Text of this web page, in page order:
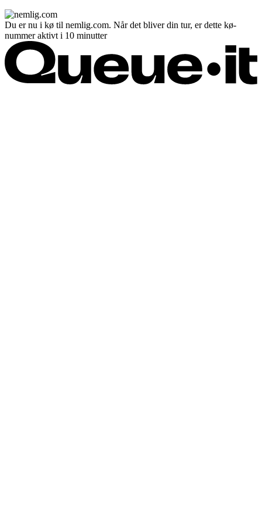
Du er nu i kø til nemlig.com. Når det bliver din tur, er dette kø-
nummer aktivt i 10 minutter